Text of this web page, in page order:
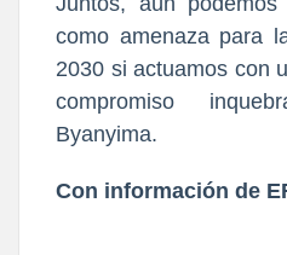
como amenaza para
2030 si actuamos con
compromiso
Byanyima.
Con información de